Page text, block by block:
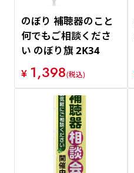
のぼり 補聴器のこと
何でもご相談くださ
い のぼり旗 2K34
¥ 1,398(税込)